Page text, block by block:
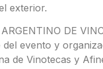
exterior.
DE
evento y
de Vinotecas y